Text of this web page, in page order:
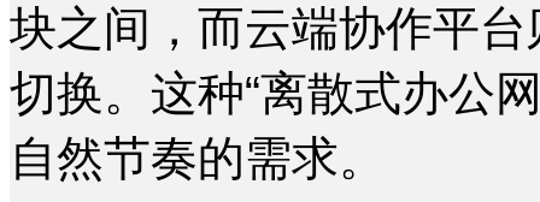
块之间，而云端协作平
切换。这种“离散式办公
自然节奏的需求。